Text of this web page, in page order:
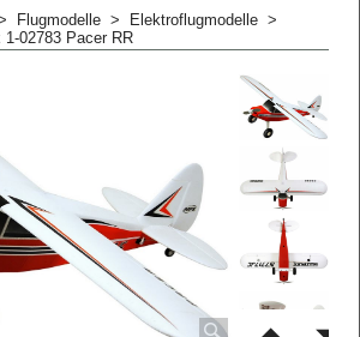
Flugmodelle > Elektroflugmodelle >
1-02783 Pacer RR